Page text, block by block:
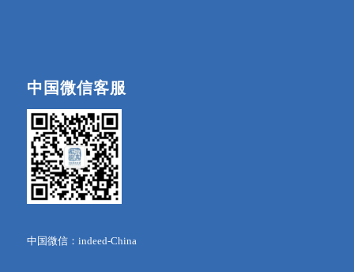
中国微信客服
中国微信：indeed-China